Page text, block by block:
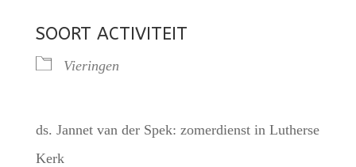
SOORT ACTIVITEIT
Vieringen
ds. Jannet van der Spek: zomerdienst in Lutherse
Kerk